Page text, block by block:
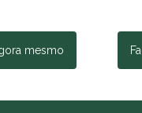
mesmo